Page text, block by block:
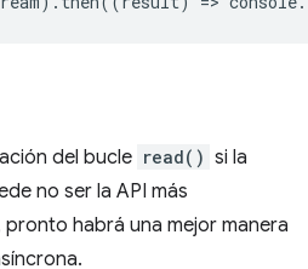
del bucle read() si la
no ser la API más
habrá una mejor manera